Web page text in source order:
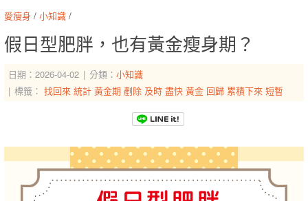
愛瘦身 / 小知識 /
假日型肥胖，也有黃金瘦身期？
日期：2026-04-02 分類： 小知識
標籤： 找回來 統計 黃金期 剷除 及時 盡快 黃金 回歸 累積下來 短暫